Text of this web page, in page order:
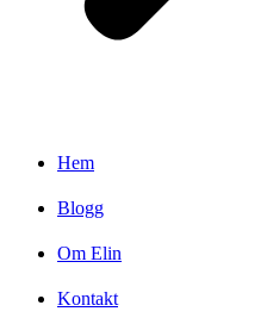
Hem
Blogg
Om Elin
Kontakt